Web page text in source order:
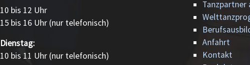
10 bis 12 Uhr
15 bis 16 Uhr (nur telefonisch)
Dienstag:
10 bis 11 Uhr (nur telefonisch)
Tanzpartner
Anfahrt
Kontakt